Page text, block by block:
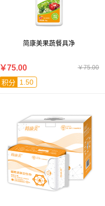
简康美果蔬餐具净
￥75.00
￥75.00
积分 1.50